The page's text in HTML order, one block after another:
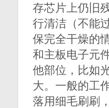
存芯片上仍旧
行清洁（不能
保完全干燥的
和主板电子元
他部位，比如
大。一般的工
落用细毛刷刷